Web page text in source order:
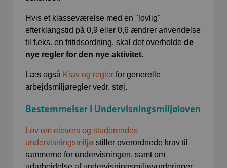
Hvis et klasseværelse med en "lovlig"
efterklangstid på 0,9 eller 0,6 ændrer anvendelse
til f.eks. en fritidsordning, skal det overholde de
nye regler for den nye aktivitet.
Læs også Krav og regler for generelle
arbejdsmiljøregler vedr. støj.
Bestemmelser i Undervisningsmiljøloven
Lov om elevers og studerendes
undervisningsmiljø stiller overordnede krav til
rammerne for undervisningen, samt om